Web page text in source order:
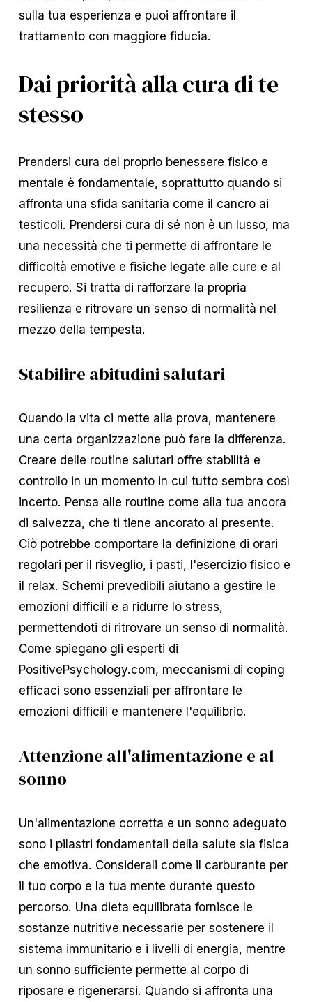
sulla tua esperienza e puoi affrontare il
trattamento con maggiore fiducia.
Dai priorità alla cura di te
stesso
Prendersi cura del proprio benessere fisico e
mentale è fondamentale, soprattutto quando si
affronta una sfida sanitaria come il cancro ai
testicoli. Prendersi cura di sé non è un lusso, ma
una necessità che ti permette di affrontare le
difficoltà emotive e fisiche legate alle cure e al
recupero. Si tratta di rafforzare la propria
resilienza e ritrovare un senso di normalità nel
mezzo della tempesta.
Stabilire abitudini salutari
Quando la vita ci mette alla prova, mantenere
una certa organizzazione può fare la differenza.
Creare delle routine salutari offre stabilità e
controllo in un momento in cui tutto sembra così
incerto. Pensa alle routine come alla tua ancora
di salvezza, che ti tiene ancorato al presente.
Ciò potrebbe comportare la definizione di orari
regolari per il risveglio, i pasti, l'esercizio fisico e
il relax. Schemi prevedibili aiutano a gestire le
emozioni difficili e a ridurre lo stress,
permettendoti di ritrovare un senso di normalità.
Come spiegano gli esperti di
PositivePsychology.com, meccanismi di coping
efficaci sono essenziali per affrontare le
emozioni difficili e mantenere l'equilibrio.
Attenzione all'alimentazione e al
sonno
Un'alimentazione corretta e un sonno adeguato
sono i pilastri fondamentali della salute sia fisica
che emotiva. Considerali come il carburante per
il tuo corpo e la tua mente durante questo
percorso. Una dieta equilibrata fornisce le
sostanze nutritive necessarie per sostenere il
sistema immunitario e i livelli di energia, mentre
un sonno sufficiente permette al corpo di
riposare e rigenerarsi. Quando si affronta una